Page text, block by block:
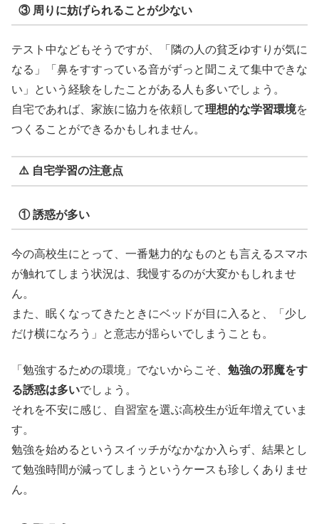
③ 周りに妨げられることが少ない
テスト中などもそうですが、「隣の人の貧乏ゆすりが気に
なる」「鼻をすすっている音がずっと聞こえて集中できな
い」という経験をしたことがある人も多いでしょう。
自宅であれば、家族に協力を依頼して理想的な学習環境を
つくることができるかもしれません。
⚠️ 自宅学習の注意点
① 誘惑が多い
今の高校生にとって、一番魅力的なものとも言えるスマホ
が触れてしまう状況は、我慢するのが大変かもしれませ
ん。
また、眠くなってきたときにベッドが目に入ると、「少し
だけ横になろう」と意志が揺らいでしまうことも。
「勉強するための環境」でないからこそ、 勉強の邪魔をす
る誘惑は多いでしょう。
それを不安に感じ、自習室を選ぶ高校生が近年増えていま
す。
勉強を始めるというスイッチがなかなか入らず、結果とし
て勉強時間が減ってしまうというケースも珍しくありませ
ん。